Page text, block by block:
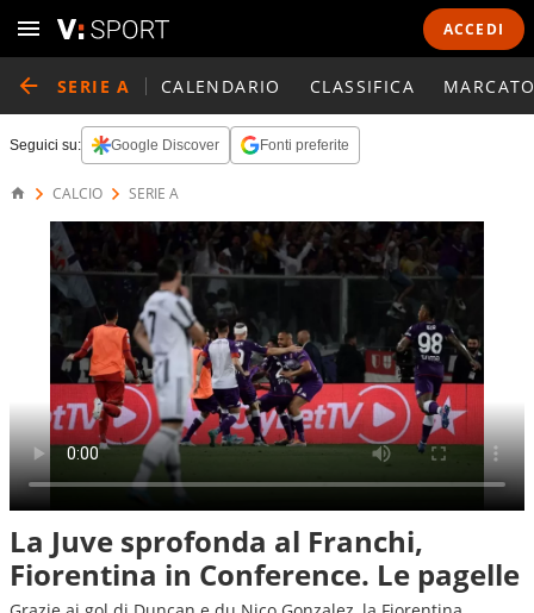
ACCEDI
SERIE A CALENDARIO CLASSIFICA
Seguici su: Google Discover Fonti preferite
CALCIO SERIE A
La Juve sprofonda al Franchi,
Fiorentina in Conference. Le pagelle